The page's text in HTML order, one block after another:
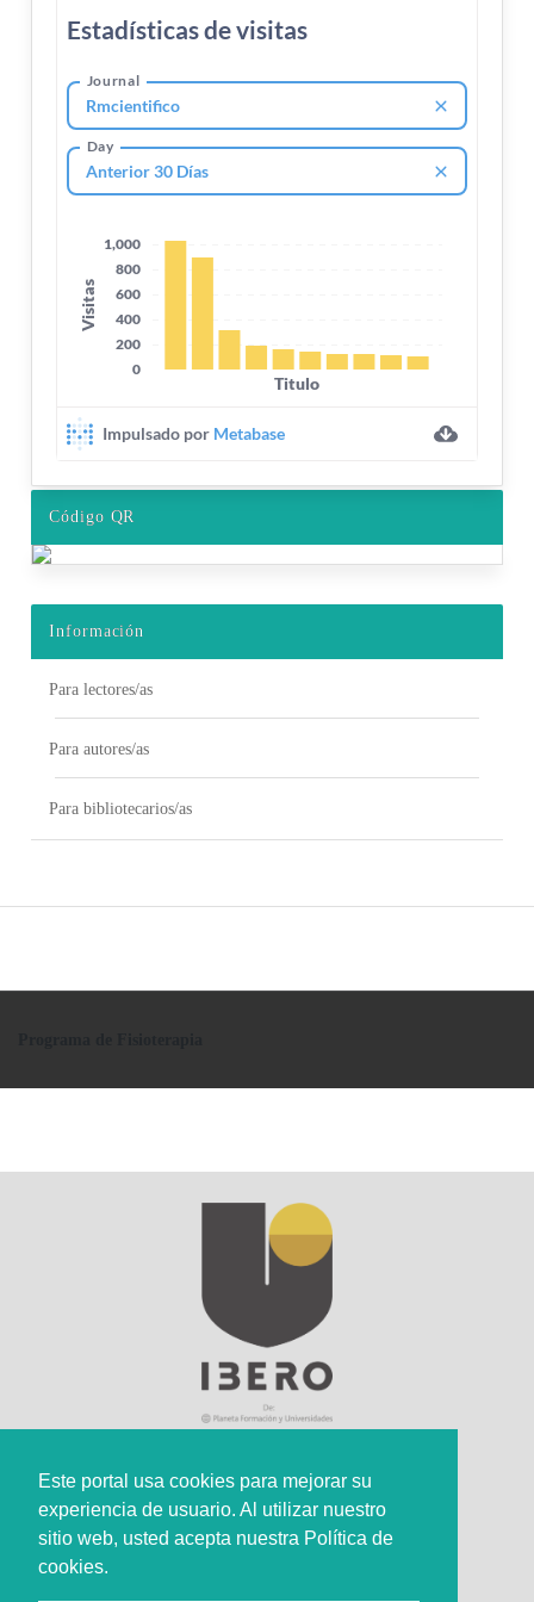
Este portal usa cookies para mejorar su
experiencia de usuario. Al utilizar nuestro
sitio web, usted acepta nuestra Política de
cookies.
Código QR
Información
Para lectores/as
Para autores/as
Para bibliotecarios/as
Sede Principal
Calle 67 #5-27; Bogotá, Colombia.